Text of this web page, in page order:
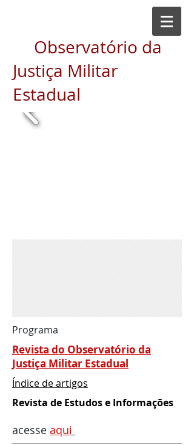
Observatório da
Justiça Militar
Estadual
Programa
Revista do Observatório da
Justiça Militar Estadual
Índice de artigos
Revista de Estudos e Informações
acesse aqui